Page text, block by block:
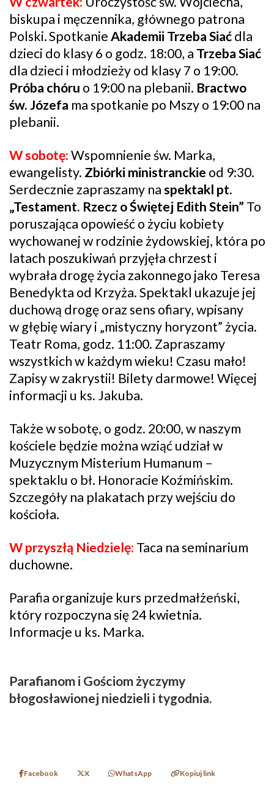
biskupa i męczennika, głównego patrona
Polski.SpotkanieAkademii Trzeba Siaćdla
dzieci do klasy 6 o godz. 18:00, a Trzeba Siać
dla dzieci i młodzieży od klasy 7 o 19:00.
Próba chóru o 19:00 na plebanii. Bractwo
św. Józefa ma spotkanie po Mszy o 19:00 na
plebanii.
W sobotę:Wspomnienie św. Marka,
ewangelisty. Zbiórki ministranckie od 9:30.
Serdecznie zapraszamy naspektakl pt.
„Testament. Rzecz o Świętej Edith Stein” To
poruszająca opowieść o życiu kobiety
wychowanej w rodzinie żydowskiej, która po
latach poszukiwań przyjęła chrzest i
wybrała drogę życia zakonnego jako Teresa
Benedykta od Krzyża. Spektakl ukazuje jej
duchową drogę oraz sens ofiary, wpisany
w głębię wiary i „mistyczny horyzont” życia.
Teatr Roma, godz. 11:00. Zapraszamy
wszystkich w każdym wieku! Czasu mało!
Zapisy w zakrystii! Bilety darmowe! Więcej
informacji u ks. Jakuba.
Także w sobotę, o godz. 20:00, w naszym
kościele będzie można wziąć udział w
Muzycznym Misterium Humanum –
spektaklu o bł. Honoracie Koźmińskim.
Szczegóły na plakatach przy wejściu do
kościoła.
W przyszłą Niedzielę: Taca na seminarium
duchowne.
Parafia organizuje kurs przedmałżeński,
który rozpoczyna się 24 kwietnia.
Informacje u ks. Marka.
Parafianom i Gościom życzymy
błogosławionej niedzieli i tygodnia.
Facebook X WhatsApp Kopiuj link